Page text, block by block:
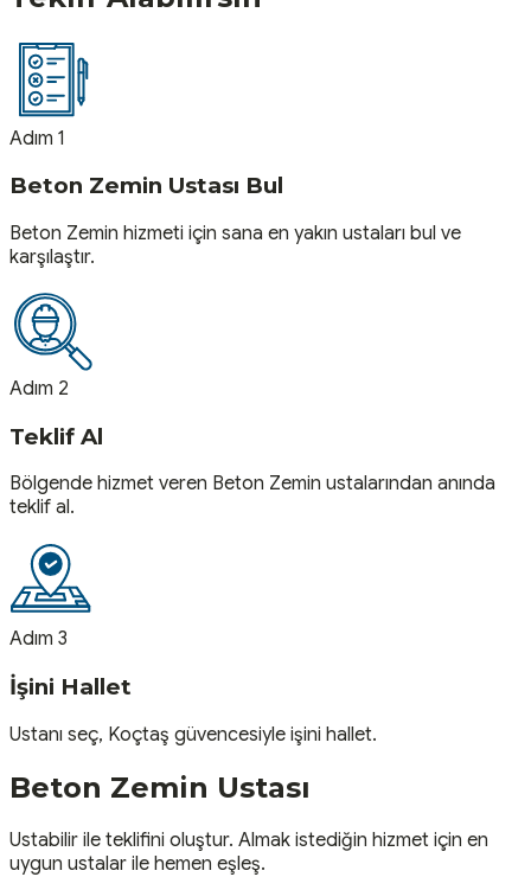
Adım 1
Beton Zemin Ustası Bul
Beton Zemin hizmeti için sana en yakın ustaları bul ve
karşılaştır.
Adım 2
Teklif Al
Bölgende hizmet veren Beton Zemin ustalarından anında
teklif al.
Adım 3
İşini Hallet
Ustanı seç, Koçtaş güvencesiyle işini hallet.
Beton Zemin Ustası
Ustabilir ile teklifini oluştur. Almak istediğin hizmet için en
uygun ustalar ile hemen eşleş.